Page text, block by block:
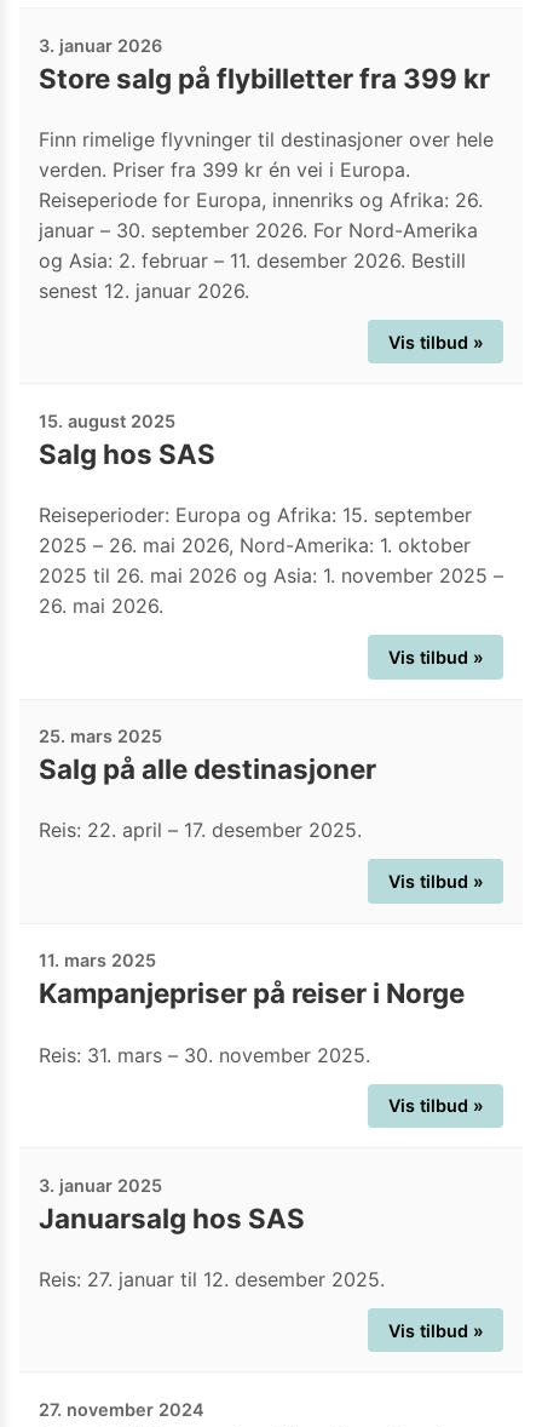
3. januar 2026
Store salg på flybilletter fra 399 kr
Finn rimelige flyvninger til destinasjoner over hele
verden. Priser fra 399 kr én vei i Europa.
Reiseperiode for Europa, innenriks og Afrika: 26.
januar – 30. september 2026. For Nord-Amerika
og Asia: 2. februar – 11. desember 2026. Bestill
senest 12. januar 2026.
Vis tilbud »
15. august 2025
Salg hos SAS
Reiseperioder: Europa og Afrika: 15. september
2025 – 26. mai 2026, Nord-Amerika: 1. oktober
2025 til 26. mai 2026 og Asia: 1. november 2025 –
26. mai 2026.
Vis tilbud »
25. mars 2025
Salg på alle destinasjoner
Reis: 22. april – 17. desember 2025.
Vis tilbud »
11. mars 2025
Kampanjepriser på reiser i Norge
Reis: 31. mars – 30. november 2025.
Vis tilbud »
3. januar 2025
Januarsalg hos SAS
Reis: 27. januar til 12. desember 2025.
Vis tilbud »
27. november 2024